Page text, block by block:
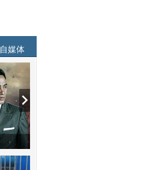
自媒体